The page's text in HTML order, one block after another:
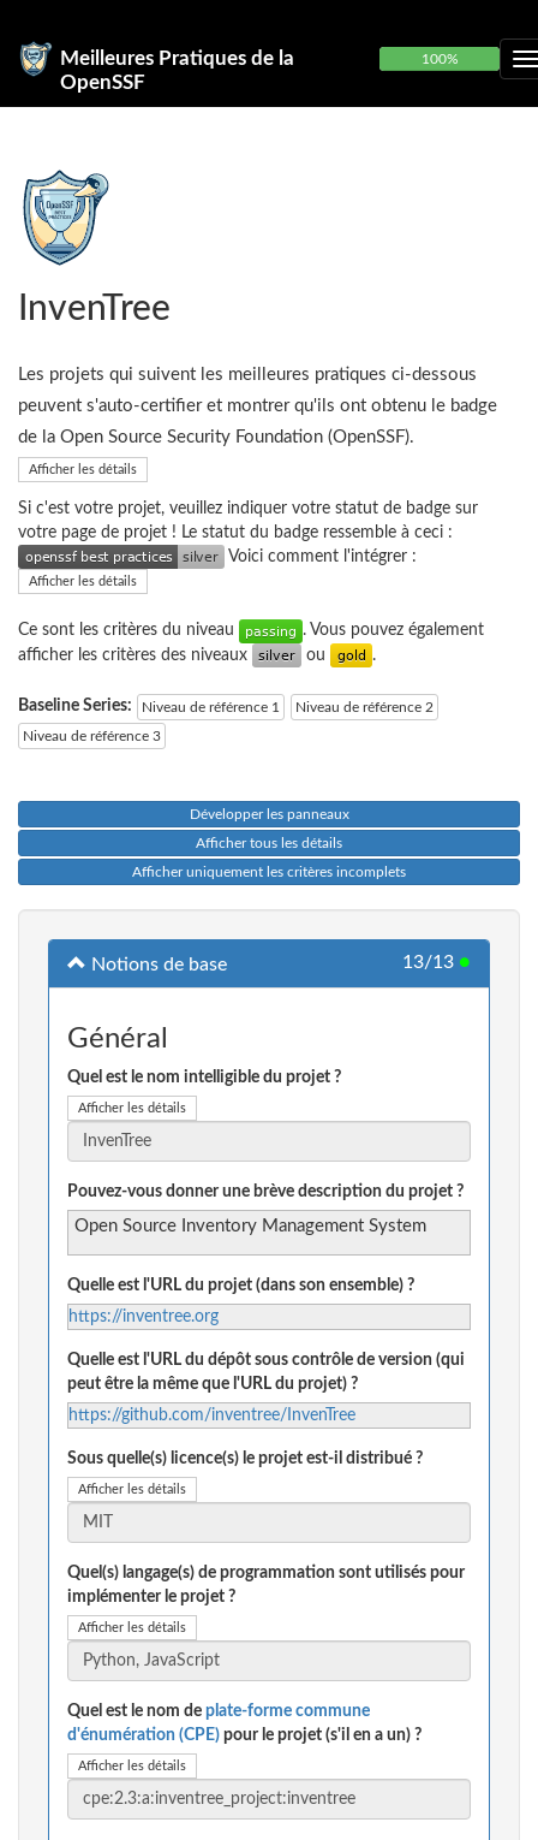
Meilleures Pratiques de la
OpenSSF
100%
InvenTree
Les projets qui suivent les meilleures pratiques ci-dessous
peuvent s'auto-certifier et montrer qu'ils ont obtenu le badge
de la Open Source Security Foundation (OpenSSF).
Afficher les détails
Si c'est votre projet, veuillez indiquer votre statut de badge sur
votre page de projet ! Le statut du badge ressemble à ceci :
Voici comment l'intégrer :
Afficher les détails
Ce sont les critères du niveau
. Vous pouvez également
afficher les critères des niveaux
ou .
Baseline Series: Niveau de référence 1
Niveau de référence 2
Niveau de référence 3
Développer les panneaux
Afficher tous les détails
Afficher uniquement les critères incomplets
Notions de base 13/13 ●
Général
Quel est le nom intelligible du projet ?
Afficher les détails
Pouvez-vous donner une brève description du projet ?
Open Source Inventory Management System
Quelle est l'URL du projet (dans son ensemble) ?
https://inventree.org
Quelle est l'URL du dépôt sous contrôle de version (qui
peut être la même que l'URL du projet) ?
https://github.com/inventree/InvenTree
Sous quelle(s) licence(s) le projet est-il distribué ?
Afficher les détails
Quel(s) langage(s) de programmation sont utilisés pour
implémenter le projet ?
Afficher les détails
Quel est le nom de plate-forme commune
d'énumération (CPE) pour le projet (s'il en a un) ?
Afficher les détails